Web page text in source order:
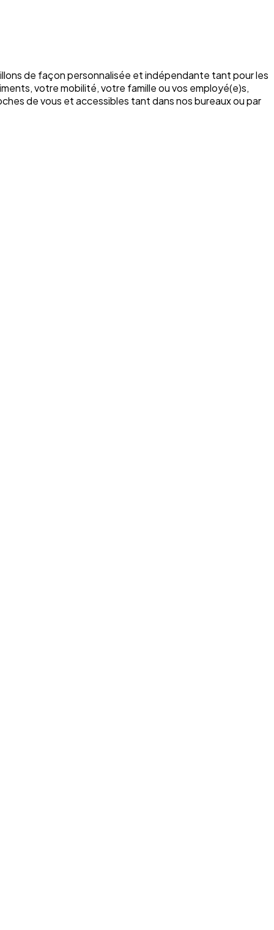
de façon personnalisée et indépendante tant pour les
votre mobilité, votre famille ou vos employé(e)s,
de vous et accessibles tant dans nos bureaux ou par